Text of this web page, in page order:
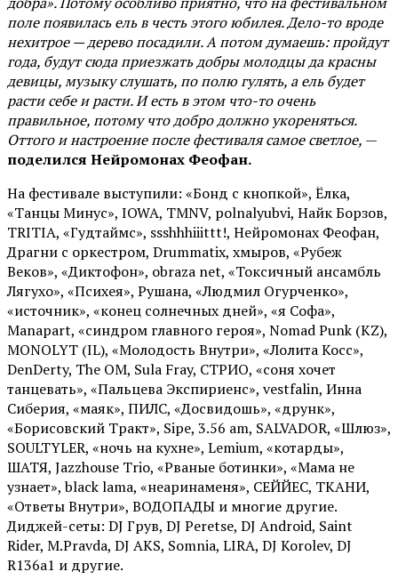
поле появилась ель в честь этого юбилея. Дело-то вроде
нехитрое — дерево посадили. А потом думаешь: пройдут
года, будут сюда приезжать добры молодцы да красны
девицы, музыку слушать, по полю гулять, а ель будет
расти себе и расти. И есть в этом что-то очень
правильное, потому что добро должно укореняться.
Оттого и настроение после фестиваля самое светлое, —
поделился Нейромонах Феофан.
На фестивале выступили: «Бонд с кнопкой», Ёлка,
«Танцы Минус», IOWA, TMNV, polnalyubvi, Найк Борзов,
TRITIA, «Гудтаймс», ssshhhiiittt!, Нейромонах Феофан,
Драгни с оркестром, Drummatix, хмыров, «Рубеж
Веков», «Диктофон», obraza net, «Токсичный ансамбль
Лягухо», «Психея», Рушана, «Людмил Огурченко»,
«источник», «конец солнечных дней», «я Софа»,
Manapart, «синдром главного героя», Nomad Punk (KZ),
MONOLYT (IL), «Молодость Внутри», «Лолита Косс»,
DenDerty, The OM, Sula Fray, СТРИО, «соня хочет
танцевать», «Пальцева Экспириенс», vestfalin, Инна
Сиберия, «маяк», ПИЛС, «Досвидошь», «друнк»,
«Борисовский Тракт», Sipe, 3.56 am, SALVADOR, «Шлюз»,
SOULTYLER, «ночь на кухне», Lemium, «котарды»,
ШАТЯ, Jazzhouse Trio, «Рваные ботинки», «Мама не
узнает», black lama, «неаринаменя», СЕЙЙЕС, ТКАНИ,
«Ответы Внутри», ВОДОПАДЫ и многие другие.
Диджей-сеты: DJ Грув, DJ Peretse, DJ Android, Saint
Rider, М.Pravda, DJ AKS, Somnia, LIRA, DJ Korolev, DJ
R136a1 и другие.